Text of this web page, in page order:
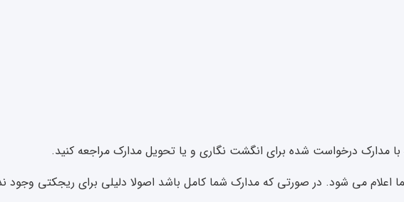
مدارک درخواست شده برای انگشت نگاری و یا تحویل مدارک مراجعه کنید.